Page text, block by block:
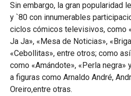
Sin embargo, la gran popularidad
y `80 con innumerables
ciclos cómicos televisivos, como
Ja Ja», «Mesa de Noticias»,
«Cebollitas», entre otros; como
como «Amándote», «Perla negra»
a figuras como Arnaldo André,
Oreiro,entre otras.